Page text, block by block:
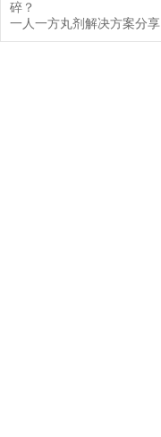
碎？
一人一方丸剂解决方案分享